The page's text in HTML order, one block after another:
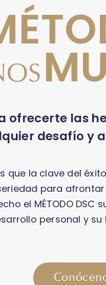
ofrecerte las
desafío y
que la clave del
para
el MÉTODO
personal y